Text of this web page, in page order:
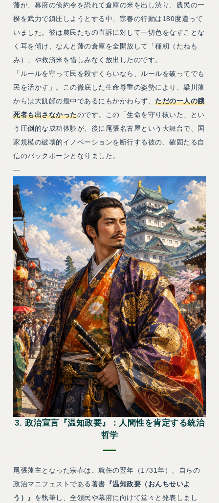
藩が、幕府の倹約令を恐れて倉庫の米を出し渋り、農民の一
揆を武力で鎮圧しようとする中、宗春の行動は180度違って
いました。彼は農民たちの直訴に対して一切色をなすことな
く耳を傾け、なんと藩の倉庫を全開放して「種籾（たねも
み）」や救済米を惜しみなく放出したのです。
「ルールを守って民を殺すくらいなら、ルールを破ってでも
民を活かす」。この徹底した生命尊重の姿勢により、梁川藩
からは大飢饉の最中であるにもかかわらず、ただの一人の餓
死者も出さなかったのです。この「生命を守り抜いた」とい
う圧倒的な成功体験が、後に尾張名古屋という大舞台で、国
家規模の破壊的イノベーションを断行する彼の、確固たる自
信のバックボーンとなりました。
—
3. 政治宣言『温知政要』：人間性を肯定する統治
哲学
尾張藩主となった宗春は、就任の翌年（1731年）、自らの
政治マニフェストである著書 『温知政要（おんちせいよ
う）』 を執筆し、全領民や幕府に向けて堂々と発表しまし